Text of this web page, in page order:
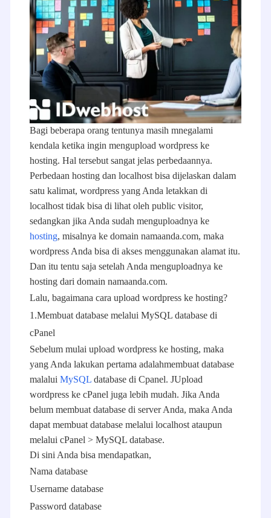
Bagi beberapa orang tentunya masih mnegalami
kendala ketika ingin mengupload wordpress ke
hosting. Hal tersebut sangat jelas perbedaannya.
Perbedaan hosting dan localhost bisa dijelaskan dalam
satu kalimat, wordpress yang Anda letakkan di
localhost tidak bisa di lihat oleh public visitor,
sedangkan jika Anda sudah menguploadnya ke
hosting, misalnya ke domain namaanda.com, maka
wordpress Anda bisa di akses menggunakan alamat itu.
Dan itu tentu saja setelah Anda menguploadnya ke
hosting dari domain namaanda.com.
Lalu, bagaimana cara upload wordpress ke hosting?
1.Membuat database melalui MySQL database di
cPanel
Sebelum mulai upload wordpress ke hosting, maka
yang Anda lakukan pertama adalahmembuat database
malalui MySQL database di Cpanel. JUpload
wordpress ke cPanel juga lebih mudah. Jika Anda
belum membuat database di server Anda, maka Anda
dapat membuat database melalui localhost ataupun
melalui cPanel > MySQL database.
Di sini Anda bisa mendapatkan,
Nama database
Username database
Password database